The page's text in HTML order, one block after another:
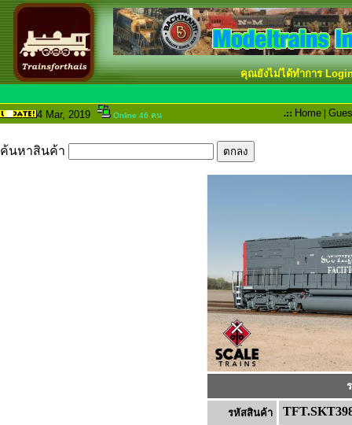
คุณยังไม่ได้ทำการ
4 Mar, 2019 Online 46 คน .:: Home |
ค้นหาสินค้า
รหัสสินค้า